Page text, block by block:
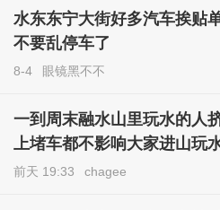
水东东宁大街好多汽车挨贴
不要乱停车了
8-4 眼镜黑不不
一到周末融水山里玩水的人
上堵车都不影响大家进山玩
前天 19:33 chagee